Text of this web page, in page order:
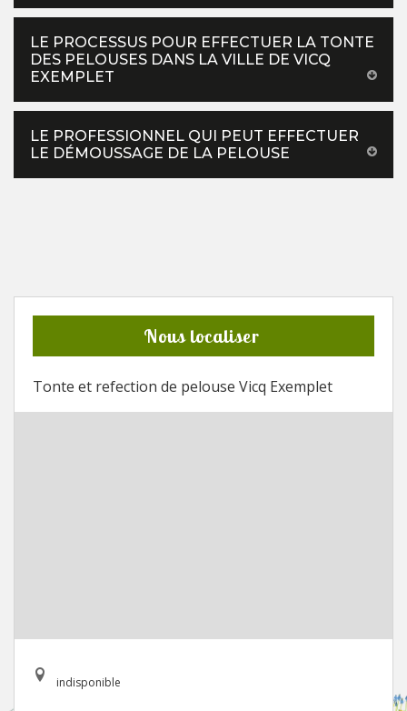
LE PROCESSUS POUR EFFECTUER LA TONTE
DES PELOUSES DANS LA VILLE DE VICQ
EXEMPLET
LE PROFESSIONNEL QUI PEUT EFFECTUER
LE DÉMOUSSAGE DE LA PELOUSE
Nous localiser
Tonte et refection de pelouse Vicq Exemplet
indisponible